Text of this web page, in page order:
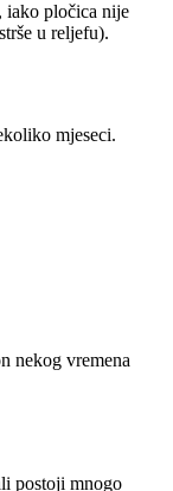
iako pločica nije
u reljefu).
mjeseci.
nekog vremena
postoji mnogo